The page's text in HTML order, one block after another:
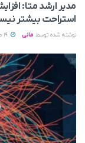
مدیر ارشد متا:
استراحت بیشتر
نوشته شده توسط مانی